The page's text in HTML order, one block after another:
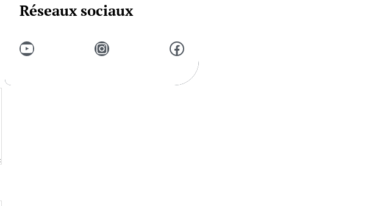
Réseaux sociaux
YouTube Instagram Facebook